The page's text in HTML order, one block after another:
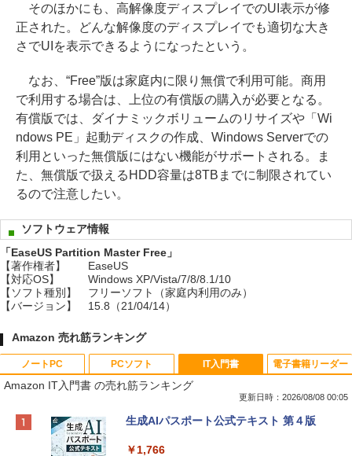
そのほかにも、高解像度ディスプレイでのUI表示が修
正された。どんな解像度のディスプレイでも適切な大き
さでUIを表示できるようになったという。
なお、“Free”版は家庭内に限り無償で利用可能。商用
で利用する場合は、上位の有償版の購入が必要となる。
有償版では、ダイナミックボリュームのリサイズや「Wi
ndows PE」起動ディスクの作成、Windows Serverでの
利用といった無償版にはない機能がサポートされる。ま
た、無償版で扱えるHDD容量は8TBまでに制限されてい
るので注意したい。
ソフトウェア情報
「EaseUS Partition Master Free」
【著作権者】
EaseUS
【対応OS】
Windows XP/Vista/7/8/8.1/10
【ソフト種別】
フリーソフト（家庭内利用のみ）
【バージョン】
15.8（21/04/14）
Amazon 売れ筋ランキング
ノートPC
Apple 2026 MacBook Neo A18 Proチッ
e Intelligence、Liquid Retinaディスプ
PCソフト
Robloxギフトカード - 800 Robux 【限
インゲームコード】 ロブロックス | オン
IT入門書
Amazon IT入門書 の売れ筋ランキング
更新日時：2026/08/08 00:05
生成AIパスポート公式テキスト 第４版
￥1,766
電子書籍リーダー